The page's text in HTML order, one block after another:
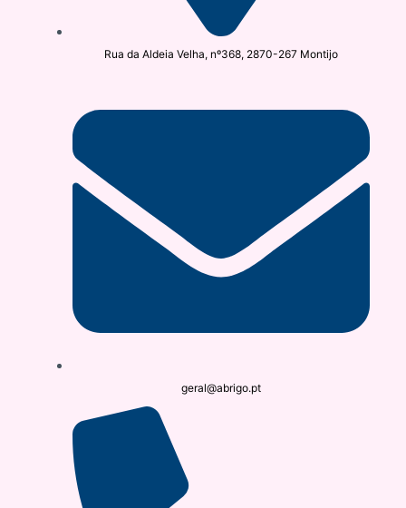
Rua da Aldeia Velha, nº368, 2870-267 Montijo
geral@abrigo.pt